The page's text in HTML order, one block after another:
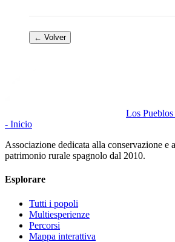
← Volver
Los
- Inicio
Associazione dedicata alla conservazione e
patrimonio rurale spagnolo dal 2010.
Esplorare
Tutti i popoli
Multiesperienze
Percorsi
Mappa interattiva